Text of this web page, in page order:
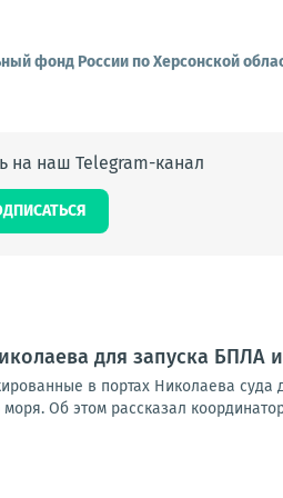
фонд России по Херсонской
на наш Telegram-канал
для запуска БПЛА
в портах Николаева суда
Об этом рассказал